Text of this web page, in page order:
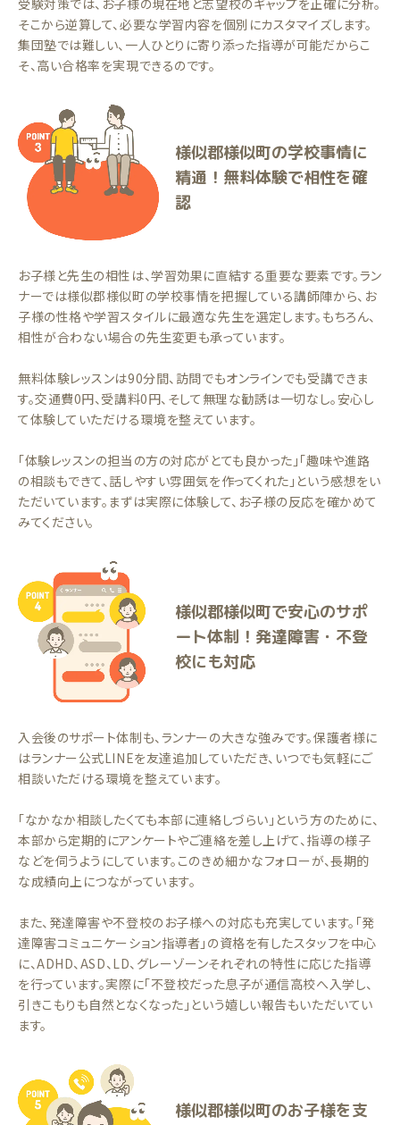
受験対策では、お子様の現在地と志望校のギャップを正確に分析。
そこから逆算して、必要な学習内容を個別にカスタマイズします。
集団塾では難しい、一人ひとりに寄り添った指導が可能だからこ
そ、高い合格率を実現できるのです。
様似郡様似町の学校事情に
精通！無料体験で相性を確
認
お子様と先生の相性は、学習効果に直結する重要な要素です。ラン
ナーでは様似郡様似町の学校事情を把握している講師陣から、お
子様の性格や学習スタイルに最適な先生を選定します。もちろん、
相性が合わない場合の先生変更も承っています。
無料体験レッスンは90分間、訪問でもオンラインでも受講できま
す。交通費0円、受講料0円、そして無理な勧誘は一切なし。安心し
て体験していただける環境を整えています。
「体験レッスンの担当の方の対応がとても良かった」「趣味や進路
の相談もできて、話しやすい雰囲気を作ってくれた」という感想をい
ただいています。まずは実際に体験して、お子様の反応を確かめて
みてください。
様似郡様似町で安心のサポ
ート体制！発達障害・不登
校にも対応
入会後のサポート体制も、ランナーの大きな強みです。保護者様に
はランナー公式LINEを友達追加していただき、いつでも気軽にご
相談いただける環境を整えています。
「なかなか相談したくても本部に連絡しづらい」という方のために、
本部から定期的にアンケートやご連絡を差し上げて、指導の様子
などを伺うようにしています。このきめ細かなフォローが、長期的
な成績向上につながっています。
また、発達障害や不登校のお子様への対応も充実しています。「発
達障害コミュニケーション指導者」の資格を有したスタッフを中心
に、ADHD、ASD、LD、グレーゾーンそれぞれの特性に応じた指導
を行っています。実際に「不登校だった息子が通信高校へ入学し、
引きこもりも自然となくなった」という嬉しい報告もいただいてい
ます。
様似郡様似町のお子様を支